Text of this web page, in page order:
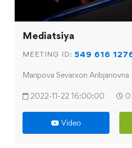
Mediatsiya
MEETING ID: 549 616
Maripova Sevarxon Aribjanovna
2022-11-22 16:00:00 0
Video